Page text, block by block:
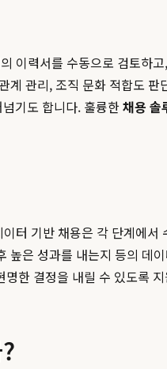
이력서를 수동으로 검토하
관리, 조직 문화 적합도
기도 합니다. 훌륭한채용 솔
기반 채용은 각 단계에
은 성과를 내는지 등의 데
한 결정을 내릴 수 있도록